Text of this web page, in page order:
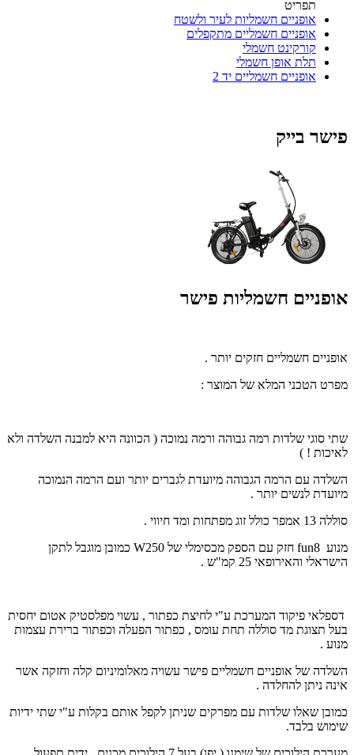
תפריט
אופניים חשמליות לעיר ולשטח
אופניים חשמליים מתקפלים
קורקינט חשמלי
תלת אופן חשמלי
אופניים חשמליים יד 2
פישר בייק
אופניים חשמליות פישר
אופניים חשמליים חזקים יותר .
מפרט הטכני המלא של המוצר :
שתי סוגי שלדות רמה גבוהה ורמה נמוכה ( הכוונה היא למבנה השלדה ולא
לאיכות ! )
השלדה עם הרמה הגבוהה מיועדת לגברים יותר ועם הרמה הנמוכה
מיועדת לנשים יותר .
סוללה 13 אמפר כולל זוג מפתחות ומד חיווי .
מנוע fun8 חזק עם הספק מכסימלי של 250 W כמובן מוגבל לתקן
הישראלי והאירופאי 25 קמ"ש .
דספלאי פיקוד המערכת ע"י לחיצת כפתור , עשוי מפלסטיק אטום יחסית
בעל תצוגת מד סוללה תחת עומס , כפתור הפעלה וכפתור ברירת עצמות
מנוע .
השלדה של אופניים חשמליים פישר עשויה מאלומיניום קלה וחזקה אשר
אינה ניתן להחלדה .
כמובן שאלו שלדות עם מפרקים שניתן לקפל אותם בקלות ע"י שתי ידיות
שימוש בלבד.